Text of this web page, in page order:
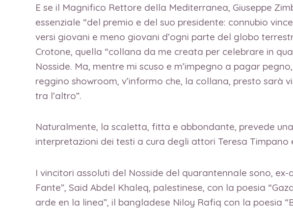
E se il Magnifico Rettore della Mediterranea, Giuseppe
essenziale “del premio e del suo presidente: connubio
versi giovani e meno giovani d’ogni parte del globo
Crotone, quella “collana da me creata per celebrare in
Nosside. Ma, mentre mi scuso e m’impegno a pagar
reggino showroom, v’informo che, la collana, presto sarà
tra l’altro”.
Naturalmente, la scaletta, fitta e abbondante, prevede
interpretazioni dei testi a cura degli attori Teresa Timpano
I vincitori assoluti del Nosside del quarantennale sono, ex-
Fante”, Said Abdel Khaleq, palestinese, con la poesia
arde en la linea”, il bangladese Niloy Rafiq con la poesia